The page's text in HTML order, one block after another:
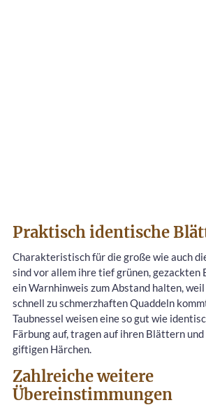
Praktisch identische
Charakteristisch für die große wie auch
sind vor allem ihre tief grünen, gezackten
ein Warnhinweis zum Abstand halten,
schnell zu schmerzhaften Quaddeln
Taubnessel weisen eine so gut wie
Färbung auf, tragen auf ihren Blättern
giftigen Härchen.
Zahlreiche weitere
Übereinstimmungen